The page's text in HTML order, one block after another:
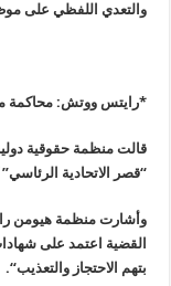
والتعدي اللفظي على
*رايتس ووتش: محاكمة
قالت منظمة حقوقية
“قصر الاتحادية
وأشارت منظمة هيومن
القضية اعتمد على
بتهم الاحتجاز والتعذيب“.